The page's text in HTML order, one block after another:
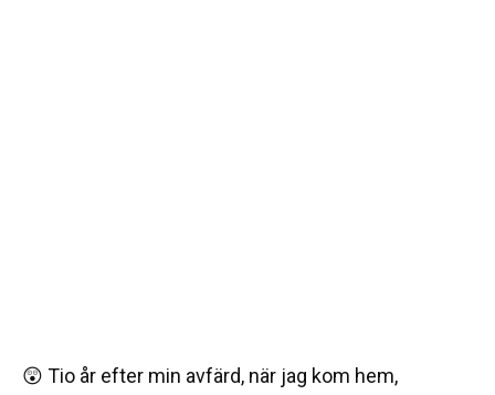
😲 Tio år efter min avfärd, när jag kom hem,